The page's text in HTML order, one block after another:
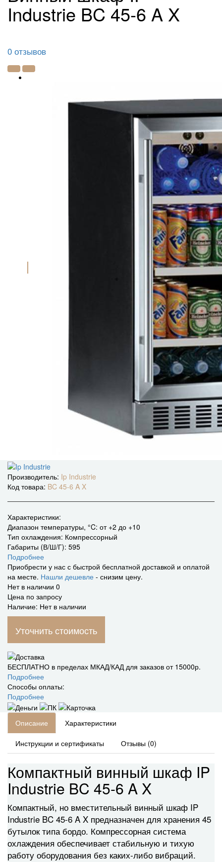
Industrie BC 45-6 A X
0 отзывов
Производитель: Ip Industrie
Код товара: BC 45-6 A X
Характеристики:
Диапазон температуры, °C: от +2 до +10
Тип охлаждения: Компрессорный
Габариты (В/Ш/Г): 595
Подробнее
Приобрести у нас с быстрой бесплатной доставкой и оплатой
на месте. Нашли дешевле - снизим цену.
Нет в наличии 0
Цена по запросу
Наличие: Нет в наличии
Уточнить стоимость
БЕСПЛАТНО в пределах МКАД/КАД для заказов от 15000р.
Подробнее
Способы оплаты:
Подробнее
Описание Характеристики
Инструкции и сертификаты Отзывы (0)
Компактный винный шкаф IP
Industrie BC 45-6 A X
Компактный, но вместительный винный шкаф IP
Industrie BC 45-6 A X предназначен для хранения 45
бутылок типа бордо. Компрессорная система
охлаждения обеспечивает стабильную и тихую
работу оборудования без каких-либо вибраций.